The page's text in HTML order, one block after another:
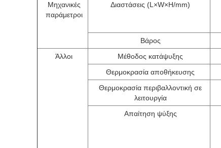
Μηχανικές
παράμετροι
Διαστάσεις (L×W×H/mm)
Βάρος
Άλλοι
Μέθοδος κατάψυξης
Θερμοκρασία αποθήκευσης
Θερμοκρασία περιβαλλοντική σε
λειτουργία
Απαίτηση ψύξης